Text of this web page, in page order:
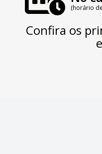
(horário
Confira os